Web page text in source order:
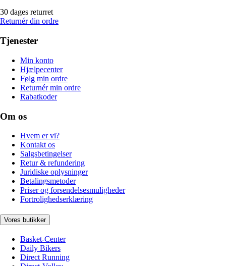
30 dages returret
Returnér din ordre
Tjenester
Min konto
Hjælpecenter
Følg min ordre
Returnér min ordre
Rabatkoder
Om os
Hvem er vi?
Kontakt os
Salgsbetingelser
Retur & refundering
Juridiske oplysninger
Betalingsmetoder
Priser og forsendelsesmuligheder
Fortrolighedserklæring
Vores butikker
Basket-Center
Daily Bikers
Direct Running